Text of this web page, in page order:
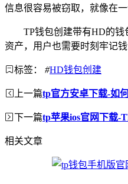
信息很容易被窃取，就像在
TP钱包创建带有HD的
资产，用户也需要时刻牢记
标签： #HD钱包创建
上一篇tp官方安卓下载-如
下一篇tp苹果ios官网下载-
相关文章